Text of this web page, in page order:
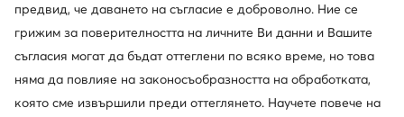
предвид, че даването на съгласие е доброволно. Ние се
грижим за поверителността на личните Ви данни и Вашите
съгласия могат да бъдат оттеглени по всяко време, но това
няма да повлияе на законосъобразността на обработката,
която сме извършили преди оттеглянето. Научете повече на